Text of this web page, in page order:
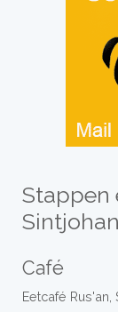
Stappen
Café
Eetcafé Rus'an,